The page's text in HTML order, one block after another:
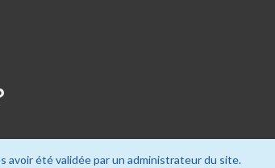
avoir été validée par un administrateur du site.